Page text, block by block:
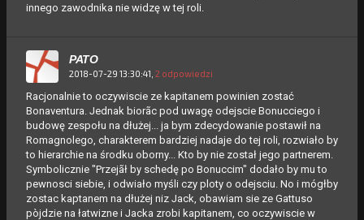
innego zawodnika nie widzę w tej roli.
PATO
2018-07-29 13:30:41, 2 odpowiedzi
Racjonalnie to oczywiscie ze kapitanem powinien zostać
Bonaventura. Jednak biorãc pod uwagę odejscie Bonucciego i
budowę zespołu na dłużej... ja bym zdecydowanie postawił na
Romagnolego, charakterem bardziej nadaje do tej roli, rozwiało by
to hierarchie na środku oborny... Kto by nie został jego partnerem.
Symbolicznie "Przejãł by schedę po Bonuccim" dodało by mu to
pewnosci siebie, i odwiało myśli czy ploty o odejsciu. No i mógłby
zostac kaptanem na dłużej niz Jack, obawiam sie ze Gattuso
pòjdzie na łatwizne i Jacka zrobi kapitanem, co oczywiscie w